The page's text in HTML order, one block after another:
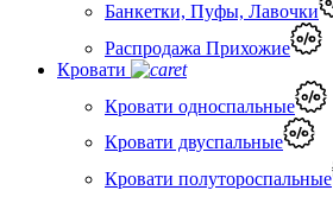
Банкетки, Пуфы, Лавочки
Распродажа Прихожие
Кровати
Кровати односпальные
Кровати двуспальные
Кровати полутороспальные